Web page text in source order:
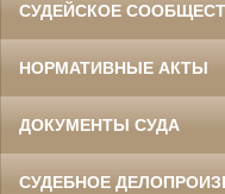
СУДЕЙСКОЕ
НОРМАТИВНЫЕ АКТЫ
ДОКУМЕНТЫ СУДА
СУДЕБНОЕ